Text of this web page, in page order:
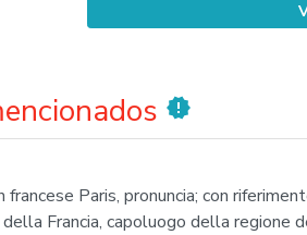
new_releases
francese Paris, pronuncia; con
Francia, capoluogo della